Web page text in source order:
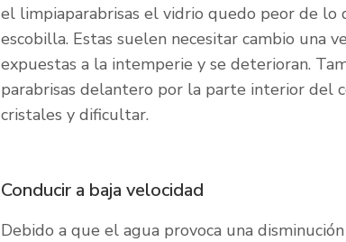
el limpiaparabrisas el vidrio quedo peor de lo
escobilla. Estas suelen necesitar cambio una
expuestas a la intemperie y se deterioran.
parabrisas delantero por la parte interior del
cristales y dificultar.
Conducir a baja velocidad
Debido a que el agua provoca una